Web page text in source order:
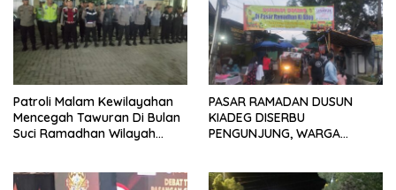
Patroli Malam Kewilayahan
Mencegah Tawuran Di Bulan
Suci Ramadhan Wilayah
Polres Metro Depok.
PASAR RAMADAN DUSUN
KIADEG DISERBU
PENGUNJUNG, WARGA